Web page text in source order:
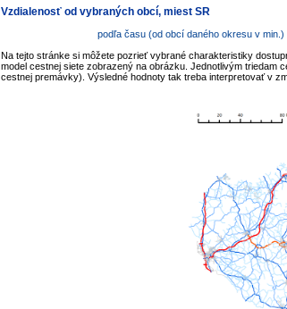
Vzdialenosť od vybraných obcí, miest SR
podľa času (od obcí daného okresu v min.)
Na tejto stránke si môžete pozrieť vybrané charakteristiky
model cestnej siete zobrazený na obrázku. Jednotlivým triedam
cestnej premávky). Výsledné hodnoty tak treba interpretovať v